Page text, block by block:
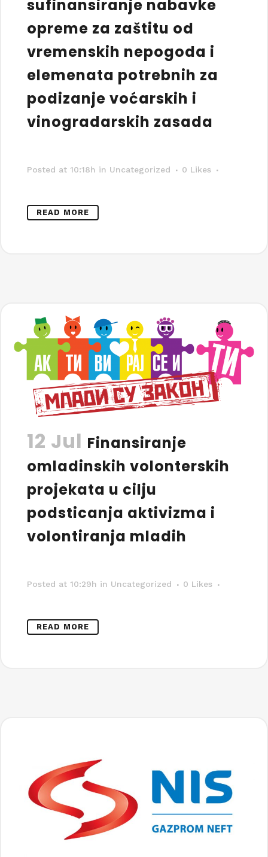
sufinansiranje nabavke
opreme za zaštitu od
vremenskih nepogoda i
elemenata potrebnih za
podizanje voćarskih i
vinogradarskih zasada
Posted at 10:18h in Uncategorized 0 Likes
READ MORE
12 Jul Finansiranje
omladinskih volonterskih
projekata u cilju
podsticanja aktivizma i
volontiranja mladih
Posted at 10:29h in Uncategorized 0 Likes
READ MORE